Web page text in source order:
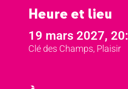
Heure et lieu
19 mars 2027,
Clé des Champs, Plaisir